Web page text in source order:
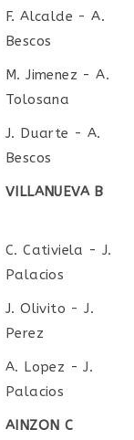
F. Alcalde - A.
Bescos
M. Jimenez - A.
Tolosana
J. Duarte - A.
Bescos
VILLANUEVA B
C. Cativiela - J.
Palacios
J. Olivito - J.
Perez
A. Lopez - J.
Palacios
AINZON C